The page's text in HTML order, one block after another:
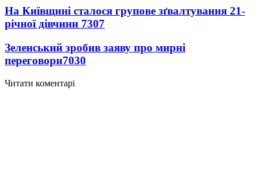
На Київщині сталося групове зґвалтування 21-
річної дівчини 7307
Зеленський зробив заяву про мирні
переговори7030
Читати коментарі